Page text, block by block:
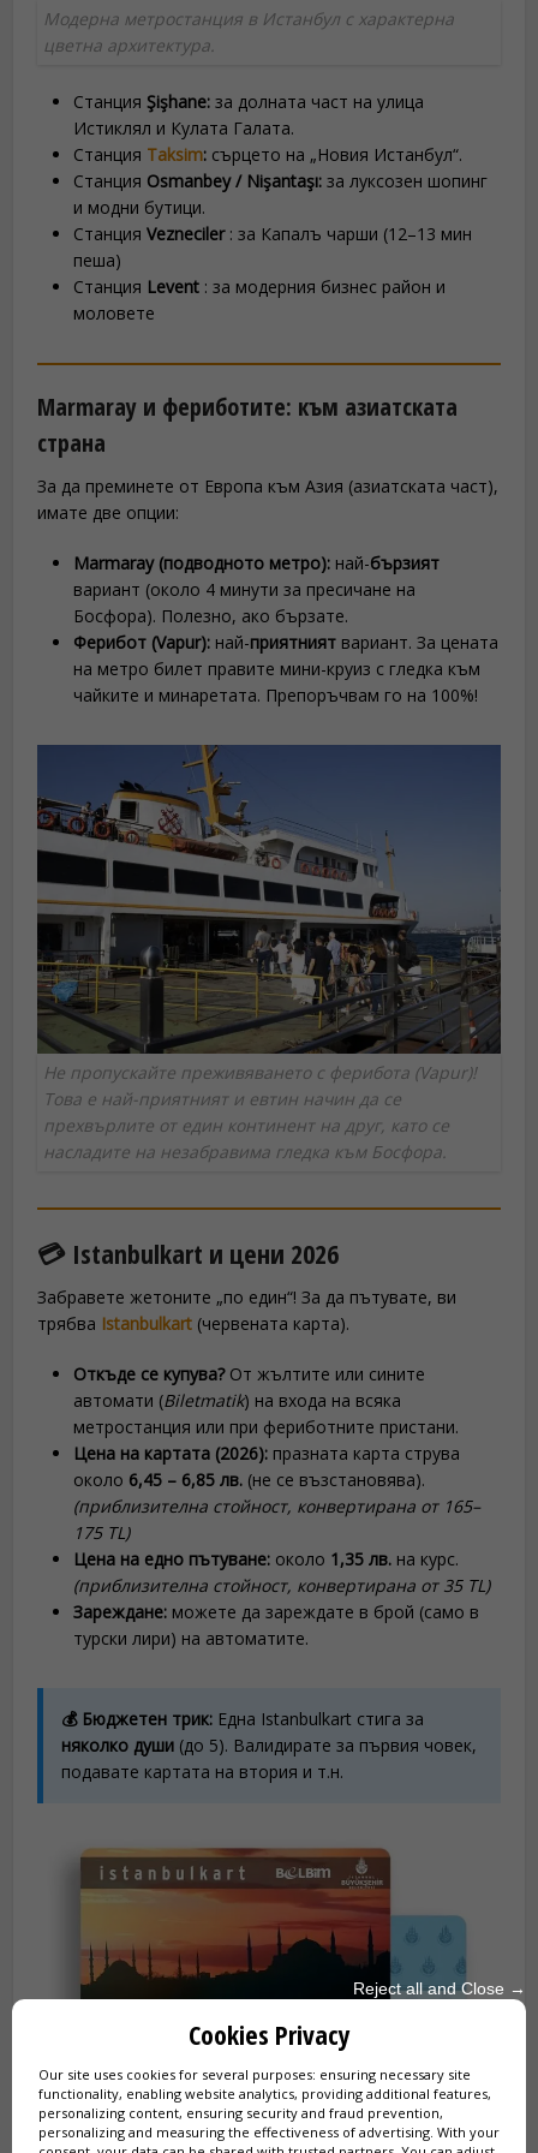
Модерна метростанция в Истанбул с характерна
цветна архитектура.
СтанцияŞişhane: за долната част на улица
Истиклял и Кулата Галата.
Станция Taksim: сърцето на „Новия Истанбул“.
Станция Osmanbey / Nişantaşı: за луксозен шопинг
и модни бутици.
СтанцияVezneciler: за Капалъ чарши (12–13 мин
пеша)
Станция Levent : за модерния бизнес район и
моловете
Marmaray и фериботите: към азиатската
страна
За да преминете от Европа към Азия (азиатската част),
имате две опции:
Marmaray (подводното метро): най-бързият
вариант (около 4 минути за пресичане на
Босфора). Полезно, ако бързате.
Ферибот (Vapur): най-приятният вариант. За цената
на метро билет правите мини-круиз с гледка към
чайките и минаретата. Препоръчвам го на 100%!
Не пропускайте преживяването с ферибота (Vapur)!
Това е най-приятният и евтин начин да се
прехвърлите от един континент на друг, като се
насладите на незабравима гледка към Босфора.
💳 Istanbulkart и цени 2026
Забравете жетоните „по един“! За да пътувате, ви
трябва Istanbulkart (червената карта).
Откъде се купува?От жълтите или сините
автомати (Biletmatik) на входа на всяка
метростанция или при фериботните пристани.
Цена на картата (2026): празната карта струва
около 6,45 – 6,85 лв. (не се възстановява).
(приблизителна стойност, конвертирана от 165–
175 TL)
Цена на едно пътуване: около 1,35 лв. на курс.
(приблизителна стойност, конвертирана от 35 TL)
Зареждане: можете да зареждате в брой (само в
турски лири) на автоматите.
💰 Бюджетен трик: Една Istanbulkart стига за
няколко души (до 5). Валидирате за първия човек,
подавате картата на втория и т.н.
Reject all and Close →
Cookies Privacy
Our site uses cookies for several purposes: ensuring necessary site
functionality, enabling website analytics, providing additional features,
personalizing content, ensuring security and fraud prevention,
personalizing and measuring the effectiveness of advertising. With your